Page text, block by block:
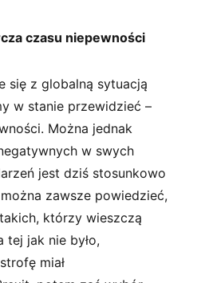
czasu niepewności
się z globalną sytuacją
w stanie przewidzieć –
Można jednak
w swych
jest dziś stosunkowo
zawsze powiedzieć,
którzy wieszczą
tej jak nie było,
miał